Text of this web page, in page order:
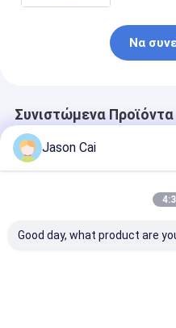
Να
Συνιστώμενα Προϊόντα
Jason Cai
Good day, what product are